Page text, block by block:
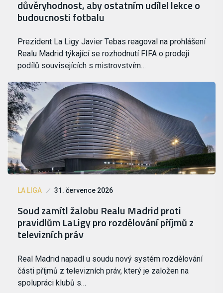
důvěryhodnost, aby ostatním udílel lekce o
budoucnosti fotbalu
Prezident La Ligy Javier Tebas reagoval na prohlášení
Realu Madrid týkající se rozhodnutí FIFA o prodeji
podílů souvisejících s mistrovstvím…
LA LIGA 31. července 2026
Soud zamítl žalobu Realu Madrid proti
pravidlům LaLigy pro rozdělování příjmů z
televizních práv
Real Madrid napadl u soudu nový systém rozdělování
části příjmů z televizních práv, který je založen na
spolupráci klubů s…